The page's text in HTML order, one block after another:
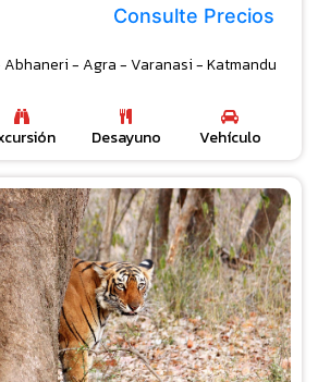
Consulte Precios
- Agra - Varanasi - Katmandu
Desayuno Vehículo